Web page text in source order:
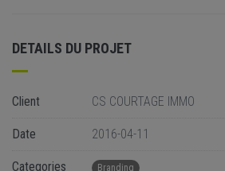
DETAILS DU PROJET
Client CS COURTAGE IMMO
Date 2016-04-11
Categories Branding